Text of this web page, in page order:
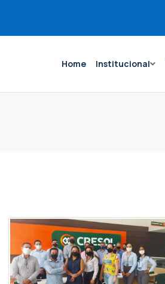
Home Institucional